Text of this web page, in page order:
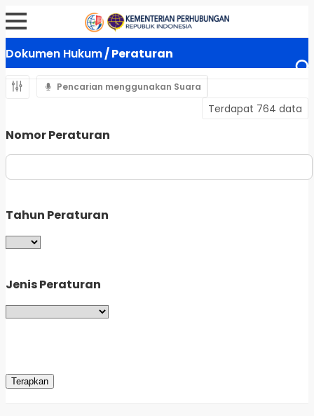
Dokumen Hukum/ Peraturan
Pencarian menggunakan Suara
Terdapat 764 data
Nomor Peraturan
Tahun Peraturan
Jenis Peraturan